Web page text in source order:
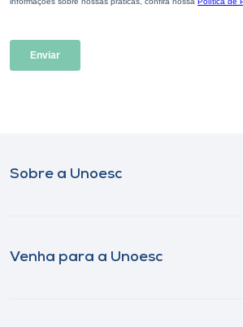
Sobre a Unoesc
Venha para a Unoesc